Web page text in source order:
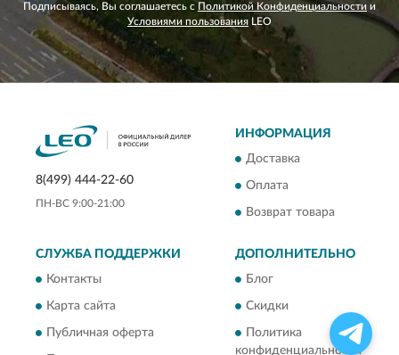
Подписываясь, Вы соглашаетесь с Политикой Конфиденциальности и
Условиями пользования LEO
8(499) 444-22-60
ПН-ВС 9:00-21:00
ИНФОРМАЦИЯ
Доставка
Оплата
Возврат товара
СЛУЖБА ПОДДЕРЖКИ
Контакты
Карта сайта
Публичная оферта
ДОПОЛНИТЕЛЬНО
Блог
Скидки
Политика
конфиденциальности